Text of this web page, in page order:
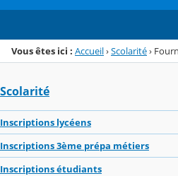
Vous êtes ici : Accueil›Scolarité›
Scolarité
Inscriptions lycéens
Inscriptions 3ème prépa métiers
Inscriptions étudiants